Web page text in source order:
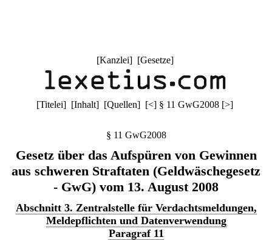
[Kanzlei] [Gesetze]
[Titelei] [Inhalt] [Quellen] [<] § 11 GwG2008 [>]
§ 11 GwG2008
Gesetz über das Aufspüren von Gewinnen
aus schweren Straftaten (Geldwäschegesetz
- GwG) vom 13. August 2008
Abschnitt 3. Zentralstelle für Verdachtsmeldungen,
Meldepflichten und Datenverwendung
Paragraf 11